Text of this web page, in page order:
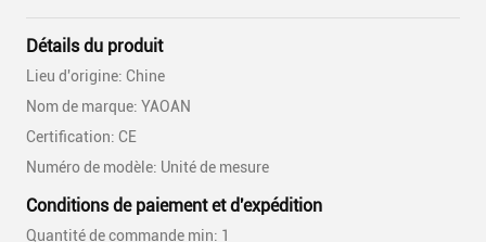
Détails du produit
Lieu d'origine: Chine
Nom de marque: YAOAN
Certification: CE
Numéro de modèle: Unité de mesure
Conditions de paiement et d'expédition
Quantité de commande min: 1